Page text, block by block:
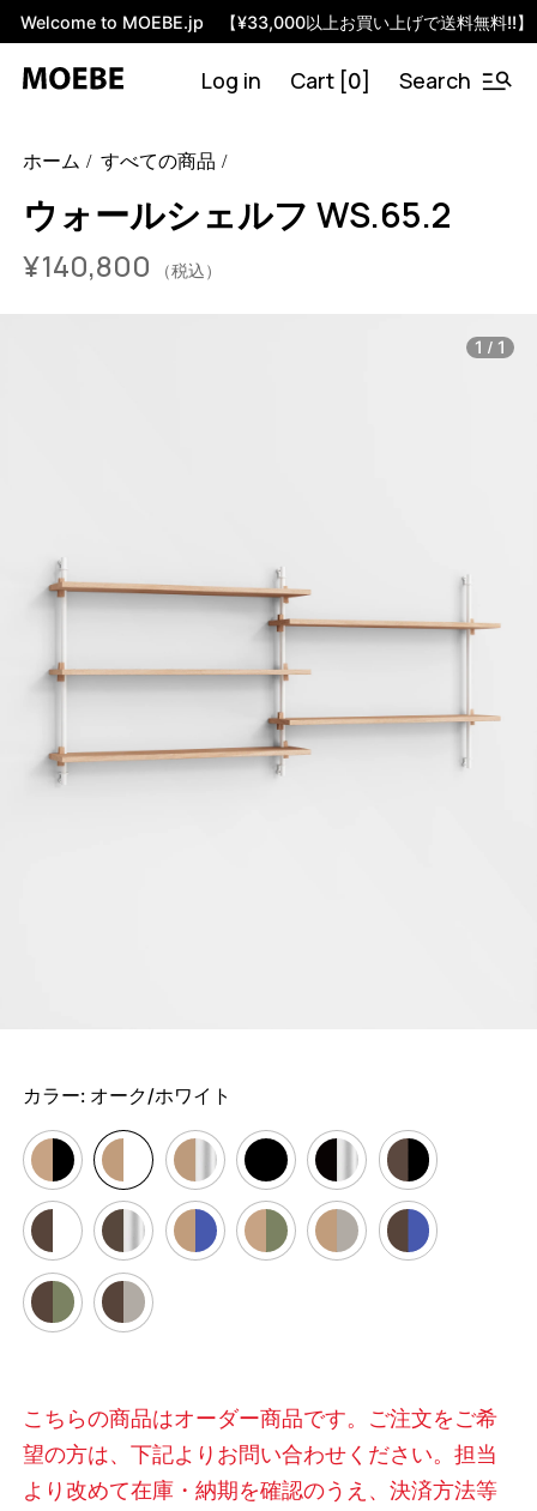
Welcome to MOEBE.jp 【¥33,000以上お買い上げで送料無料!!】
Log in Cart [0] Search
ws-65-2?variant=46594047705320
WS.65.2.OA.BL
0
ホーム すべての商品
ウォールシェルフ WS.65.2
¥140,800 （税込）
1 / 1
カラー: オーク/ホワイト
こちらの商品はオーダー商品です。ご注文をご希
望の方は、下記よりお問い合わせください。担当
より改めて在庫・納期を確認のうえ、決済方法等